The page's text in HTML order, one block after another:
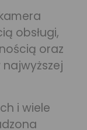
obsługi,
oraz
i wiele